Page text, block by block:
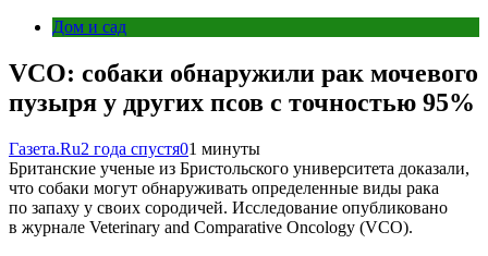
Дом и сад
VCO: собаки обнаружили рак мочевого
пузыря у других псов с точностью 95%
Газета.Ru2 года спустя01 минуты
Британские ученые из Бристольского университета доказали,
что собаки могут обнаруживать определенные виды рака
по запаху у своих сородичей. Исследование опубликовано
в журнале Veterinary and Comparative Oncology (VCO).